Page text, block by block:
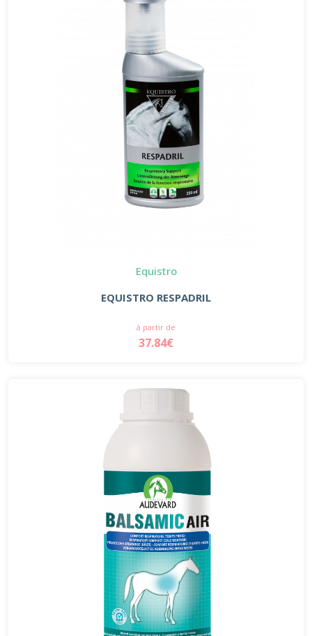
Equistro
EQUISTRO RESPADRIL
à partir de
37.84€